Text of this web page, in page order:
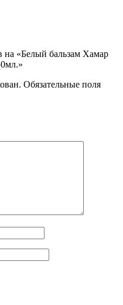
на «Белый бальзам Хамар
Обязательные поля